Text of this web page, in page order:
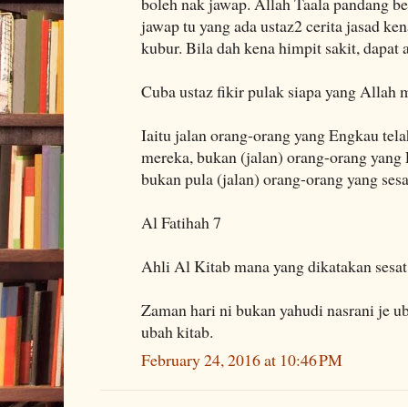
jawap tu yang ada ustaz2 cerita jasad
kubur. Bila dah kena himpit sakit, dapat
Cuba ustaz fikir pulak siapa yang Allah
Iaitu jalan orang-orang yang Engkau
mereka, bukan (jalan) orang-orang
bukan pula (jalan) orang-orang yang
Al Fatihah 7
Ahli Al Kitab mana yang dikatakan
Zaman hari ni bukan yahudi nasrani je
ubah kitab.
February 24, 2016 at 10:46 PM